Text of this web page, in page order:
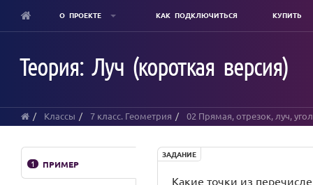
content
О ПРОЕКТЕ КАК ПОДКЛЮЧИТЬСЯ КУПИТЬ
Теория: Луч (короткая версия)
Классы 7 класс. Геометрия 02 Прямая, отрезок, луч,
1 ПРИМЕР
ЗАДАНИЕ
Какие точки из